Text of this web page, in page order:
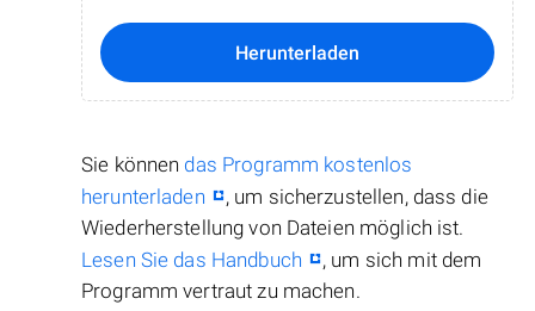
Herunterladen
Sie können das Programm kostenlos
herunterladen
, um sicherzustellen, dass die
Wiederherstellung von Dateien möglich ist.
Lesen Sie das Handbuch
, um sich mit dem
Programm vertraut zu machen.